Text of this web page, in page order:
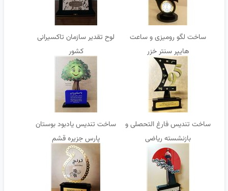
ساخت لگو رومیزی و ساعت
هایپر سنتر خزر
لوح تقدیر سازمان تاکسیرانی
کشور
ساخت تندیس فارغ التحصلی و
بازنشسته ریاضی
ساخت تندیس یادبود بوستان
پارس جزیره قشم